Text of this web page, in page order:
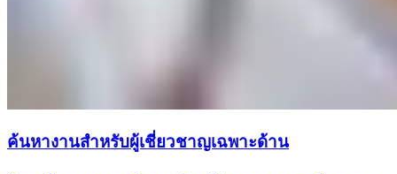
ค้นหางานสำหรับผู้เชี่ยวชาญเฉพาะด้าน